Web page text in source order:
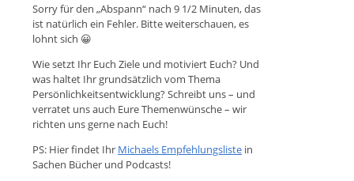
Sorry für den „Abspann“ nach 9 1/2 Minuten, das
ist natürlich ein Fehler. Bitte weiterschauen, es
lohnt sich 😀
Wie setzt Ihr Euch Ziele und motiviert Euch? Und
was haltet Ihr grundsätzlich vom Thema
Persönlichkeitsentwicklung? Schreibt uns – und
verratet uns auch Eure Themenwünsche – wir
richten uns gerne nach Euch!
PS: Hier findet Ihr Michaels Empfehlungsliste in
Sachen Bücher und Podcasts!